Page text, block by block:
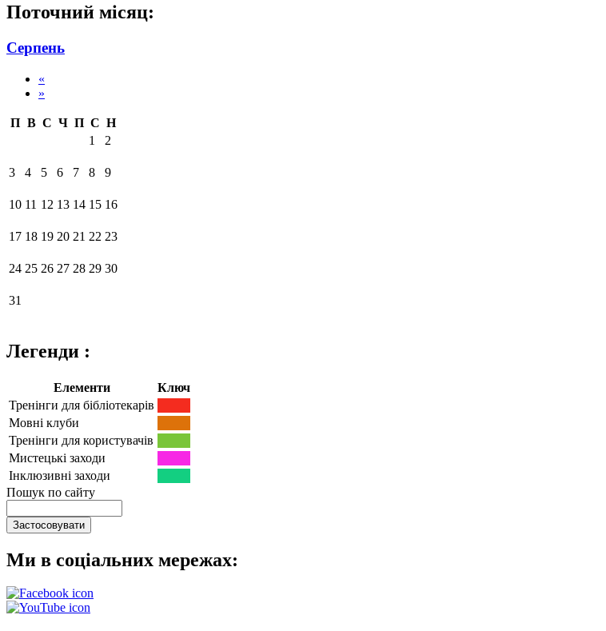
Поточний місяц:
Серпень
«
»
П В С Ч П С Н
1
2
3 4 5 6 7 8 9
10 11 12 13 14 15 16
17 18 19 20 21 22 23
24 25 26 27 28 29 30
31
Легенди :
Елементи
Ключ
Тренінги для бібліотекарів
Мовні клуби
Тренінги для користувачів
Мистецькі заходи
Інклюзивні заходи
Пошук по сайту
Ми в соціальних мережах: